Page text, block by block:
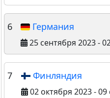
6 Германия
25 сентября 2023 -
7 Финляндия
02 октября 2023 -